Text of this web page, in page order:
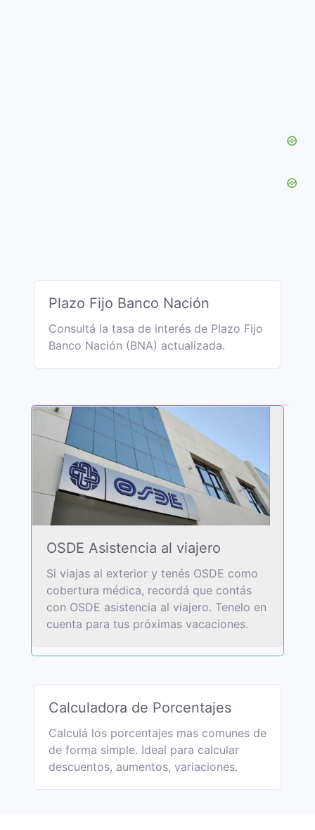
Plazo Fijo Banco Nación
Consultá la tasa de interés de Plazo Fijo
Banco Nación (BNA) actualizada.
OSDE Asistencia al viajero
Si viajas al exterior y tenés OSDE como
cobertura médica, recordá que contás
con OSDE asistencia al viajero. Tenelo en
cuenta para tus próximas vacaciones.
Calculadora de Porcentajes
Calculá los porcentajes mas comunes de
de forma simple. Ideal para calcular
descuentos, aumentos, variaciones.